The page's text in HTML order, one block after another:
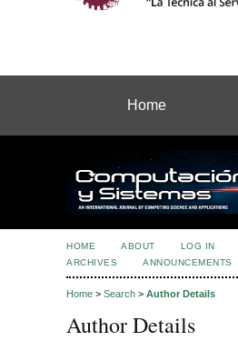
Home
HOME ABOUT LOG IN
ARCHIVES
ANNOUNCEMENTS
Home > Search > Author Details
Author Details